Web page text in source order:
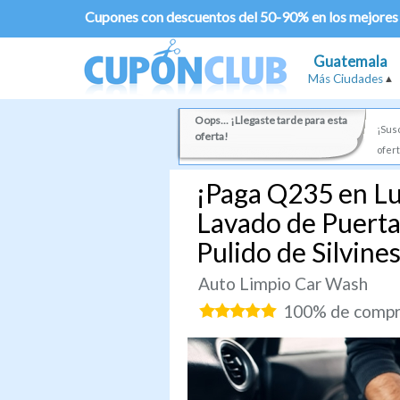
Cupones con descuentos del 50-90% en los
Guatemala
Más Ciudades
Oops... ¡Llegaste tarde para esta
oferta!
¡Paga Q235 en
Lavado de
Pulido de
Auto Limpio Car Wash
100% de